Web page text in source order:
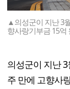
▲의성군이 지난 3
향사랑기부금 15억
의성군이 지난
주 만에 고향사